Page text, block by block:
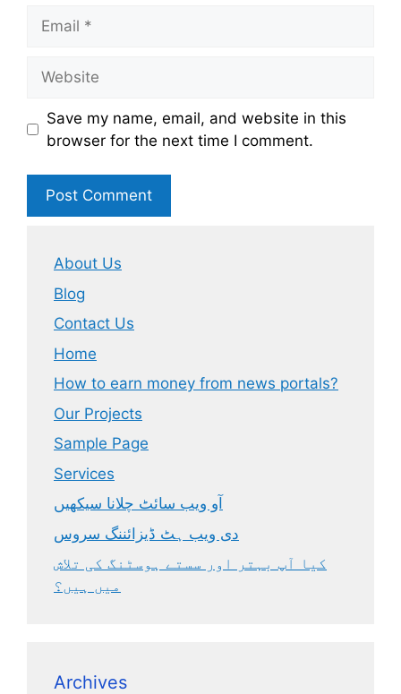
Save my name, email, and website in this
browser for the next time I comment.
About Us
Blog
Contact Us
Home
How to earn money from news portals?
Our Projects
Sample Page
Services
آو ویب سائٹ چلانا سیکھیں
دی ویب ہٹ ڈیزائننگ سروس
کیا آپ بہتر اور سستے ہوسٹنگ کی تلاش
میں ہیں؟
Archives